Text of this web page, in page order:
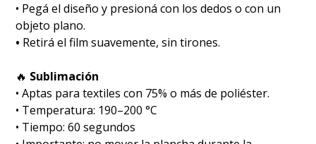
• Pegá el diseño y presioná con los dedos o con un
objeto plano.
• Retirá el film suavemente, sin tirones.
🔥 Sublimación
•⁠ ⁠Aptas para textiles con 75% o más de poliéster.
•⁠ ⁠Temperatura: 190–200 °C
•⁠ ⁠Tiempo: 60 segundos